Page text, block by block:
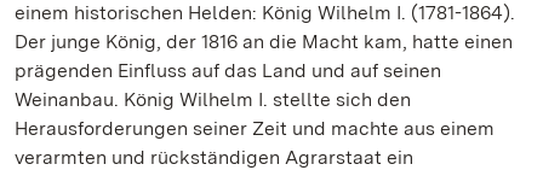
einem historischen Helden: König Wilhelm I. (1781-1864).
Der junge König, der 1816 an die Macht kam, hatte einen
prägenden Einfluss auf das Land und auf seinen
Weinanbau. König Wilhelm I. stellte sich den
Herausforderungen seiner Zeit und machte aus einem
verarmten und rückständigen Agrarstaat ein